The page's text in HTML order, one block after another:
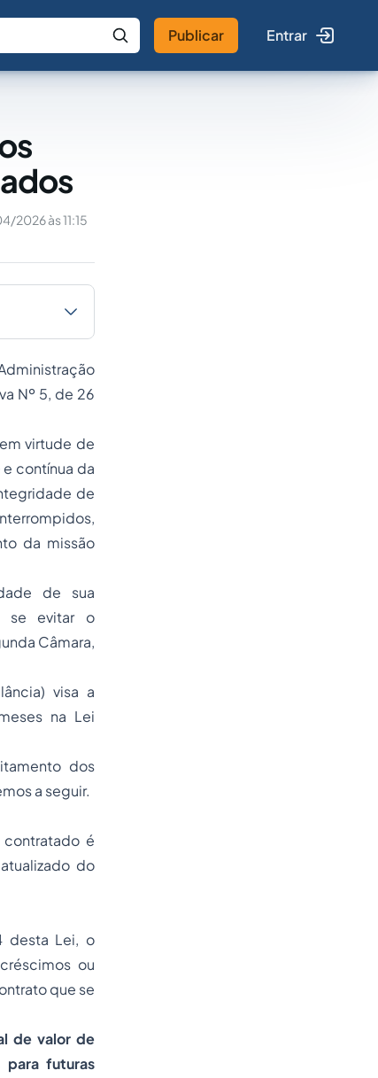
Buscar no Jus
Publicar Entrar
2026 às 11:15
Nº 5, de 26
virtude de
contínua da
de
da missão
de sua
se evitar o
Câmara,
visa a
na Lei
dos
a seguir.
contratado é
do
desta Lei, o
ou
que se
de valor de
para futuras